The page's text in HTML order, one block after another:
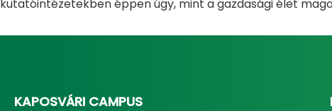
kutatóintézetekben éppen úgy, mint a gazdasági élet
KAPOSVÁRI CAMPUS